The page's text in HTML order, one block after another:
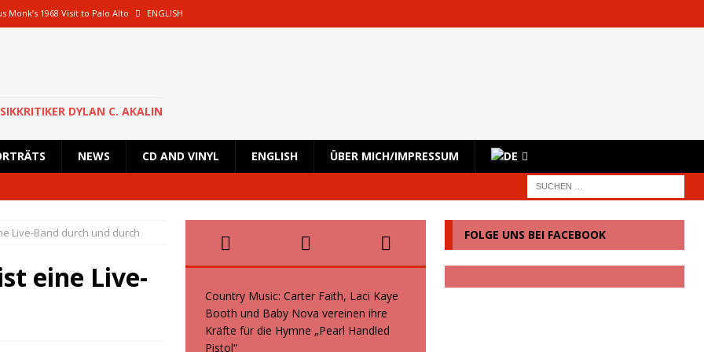
Monk’s 1968 Visit to Palo Alto ENGLISH
Creole and the Coconuts und Boogie Wonderstars machen den
italienische Fans machen den KunstRasen Bonn zu einem Platz der
DYLAN C. AKALIN
NEWS CD AND VINYL ENGLISH ÜBER MICH/IMPRESSUM
Live-Band durch und durch
eine Live-
Country Music: Carter Faith, Laci Kaye
Booth und Baby Nova vereinen ihre
Kräfte für die Hymne „Pearl Handled
Pistol“
FOLGE UNS BEI FACEBOOK